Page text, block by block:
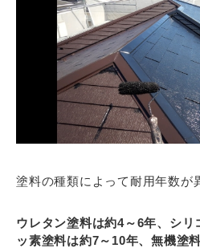
塗料の種類によって耐用年数が
ウレタン塗料は約4～6年、シリ
ッ素塗料は約7～10年、無機塗